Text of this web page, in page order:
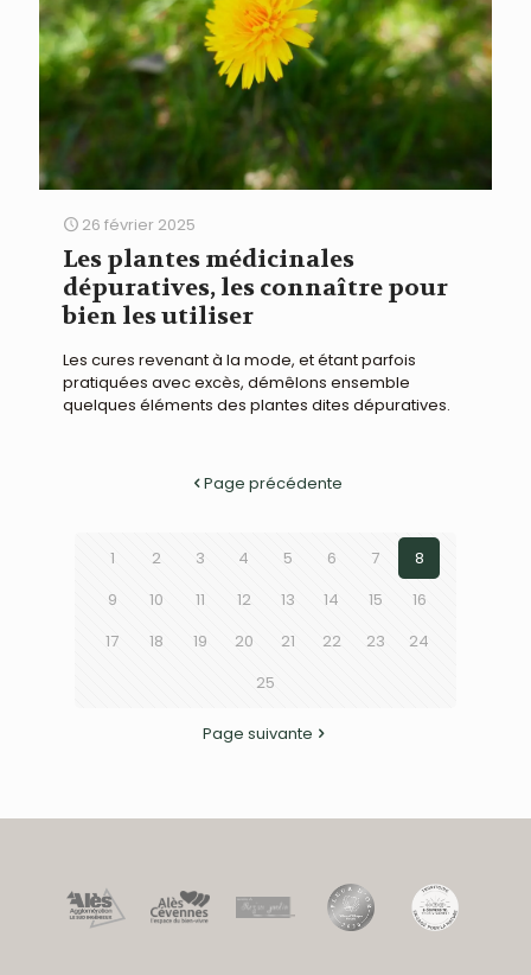
26 février 2025
Les plantes médicinales
dépuratives, les connaître pour
bien les utiliser
Les cures revenant à la mode, et étant parfois
pratiquées avec excès, démêlons ensemble
quelques éléments des plantes dites dépuratives.
Page précédente
1 2 3 4 5 6 7
8
9
10 11 12 13 14 15
16
17
18 19 20 21 22 23
24
25
Page suivante